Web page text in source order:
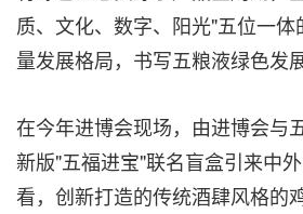
质、文化、数字、阳光"五位一
量发展格局，书写五粮液绿色发
在今年进博会现场，由进博会与
新版"五福进宝"联名盲盒引来中
看，创新打造的传统酒肆风格的